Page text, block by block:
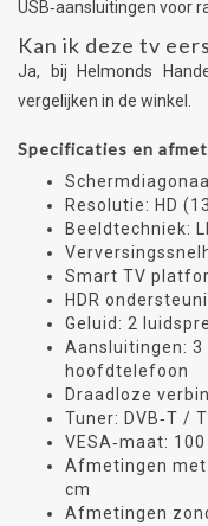
USB‑aansluitingen voor
Kan ik deze tv
Ja, bij Helmonds
vergelijken in de winkel.
Specificaties en
Resolutie: HD
Beeldtechniek:
Smart TV
HDR
Geluid: 2
Aansluitingen: 3
hoofdtelefoon
Draadloze
Tuner: DVB‑T /
VESA‑maat:
Afmetingen met
cm
Afmetingen